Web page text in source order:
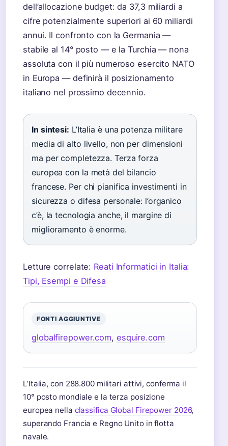
dell’allocazione budget: da 37,3 miliardi a
cifre potenzialmente superiori ai 60 miliardi
annui. Il confronto con la Germania —
stabile al 14° posto — e la Turchia — nona
assoluta con il più numeroso esercito NATO
in Europa — definirà il posizionamento
italiano nel prossimo decennio.
In sintesi: L’Italia è una potenza militare
media di alto livello, non per dimensioni
ma per completezza. Terza forza
europea con la metà del bilancio
francese. Per chi pianifica investimenti in
sicurezza o difesa personale: l’organico
c’è, la tecnologia anche, il margine di
miglioramento è enorme.
Letture correlate: Reati Informatici in Italia:
Tipi, Esempi e Difesa
FONTI AGGIUNTIVE
globalfirepower.com, esquire.com
L’Italia, con 288.800 militari attivi, conferma il
10° posto mondiale e la terza posizione
europea nella classifica Global Firepower 2026,
superando Francia e Regno Unito in flotta
navale.